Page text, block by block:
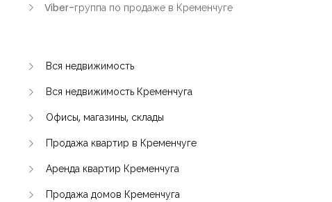
Viber-группа по продаже в Кременчуге
Вся недвижимость
Вся недвижимость Кременчуга
Офисы, магазины, склады
Продажа квартир в Кременчуге
Аренда квартир Кременчуга
Продажа домов Кременчуга